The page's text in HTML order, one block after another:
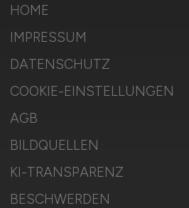
HOME
IMPRESSUM
DATENSCHUTZ
COOKIE-EINSTELLUNGEN
AGB
BILDQUELLEN
KI-TRANSPARENZ
BESCHWERDEN